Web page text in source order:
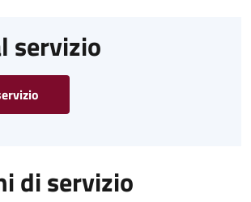
servizio
di servizio